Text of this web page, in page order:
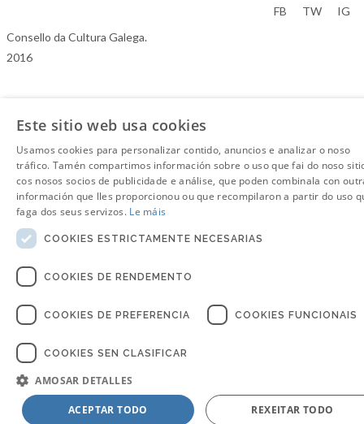
Consello da Cultura Galega.
2016
FB TW IG
Este sitio web usa cookies
Usamos cookies para personalizar contido, anuncios e analizar o noso
tráfico. Tamén compartimos información sobre o uso que fai do noso
cos nosos socios de publicidade e análise, que poden combinala con
información que lles proporcionou ou que recompilaron a partir do uso
faga dos seus servizos. Le máis
COOKIES ESTRICTAMENTE NECESARIAS
COOKIES DE RENDEMENTO
COOKIES DE PREFERENCIA COOKIES FUNCIONAIS
COOKIES SEN CLASIFICAR
AMOSAR DETALLES
ACEPTAR TODO REXEITAR TODO